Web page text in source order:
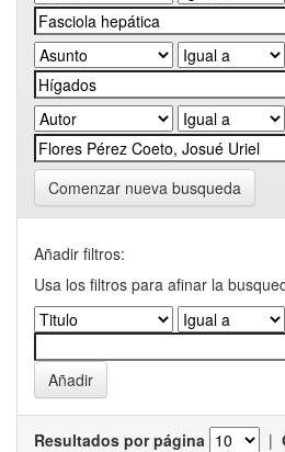
Comenzar nueva busqueda
Añadir filtros:
Usa los filtros para afinar la
Resultados por página |